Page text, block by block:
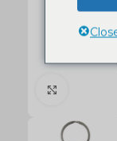
Click to